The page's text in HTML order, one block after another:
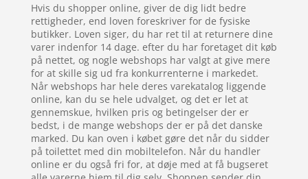
Hvis du shopper online, giver de dig lidt bedre
rettigheder, end loven foreskriver for de fysiske
butikker. Loven siger, du har ret til at returnere dine
varer indenfor 14 dage. efter du har foretaget dit køb
på nettet, og nogle webshops har valgt at give mere
for at skille sig ud fra konkurrenterne i markedet.
Når webshops har hele deres varekatalog liggende
online, kan du se hele udvalget, og det er let at
gennemskue, hvilken pris og betingelser der er
bedst, i de mange webshops der er på det danske
marked. Du kan oven i købet gøre det når du sidder
på toilettet med din mobiltelefon. Når du handler
online er du også fri for, at døje med at få bugseret